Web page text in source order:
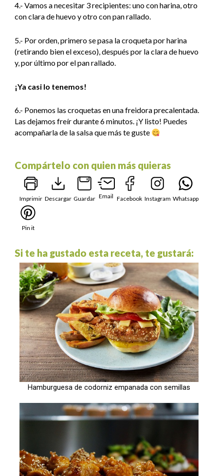
4.- Vamos a necesitar 3 recipientes: uno con harina, otro
con clara de huevo y otro con pan rallado.
5.- Por orden, primero se pasa la croqueta por harina
(retirando bien el exceso), después por la clara de huevo
y, por último por el pan rallado.
¡Ya casi lo tenemos!
6.- Ponemos las croquetas en una freidora precalentada.
Las dejamos freír durante 6 minutos. ¡Y listo! Puedes
acompañarla de la salsa que más te guste
Compártelo con quien más quieras
Imprimir Descargar Guardar Email Facebook Instagram Whatsapp
Pin it
Si te ha gustado esta receta, te gustará:
Hamburguesa de codorniz empanada con semillas